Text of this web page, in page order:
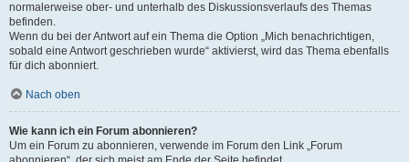
normalerweise ober- und unterhalb des Diskussionsverlaufs des Themas
befinden.
Wenn du bei der Antwort auf ein Thema die Option „Mich benachrichtigen,
sobald eine Antwort geschrieben wurde“ aktivierst, wird das Thema ebenfalls
für dich abonniert.
Nach oben
Wie kann ich ein Forum abonnieren?
Um ein Forum zu abonnieren, verwende im Forum den Link „Forum